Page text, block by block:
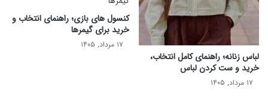
لباس زنانه؛ راهنمای کامل انتخاب،
خرید و ست کردن لباس
۱۷ مرداد, ۱۴۰۵
کنسول های بازی؛ راهنمای انتخاب و
خرید برای گیمرها
۱۷ مرداد, ۱۴۰۵